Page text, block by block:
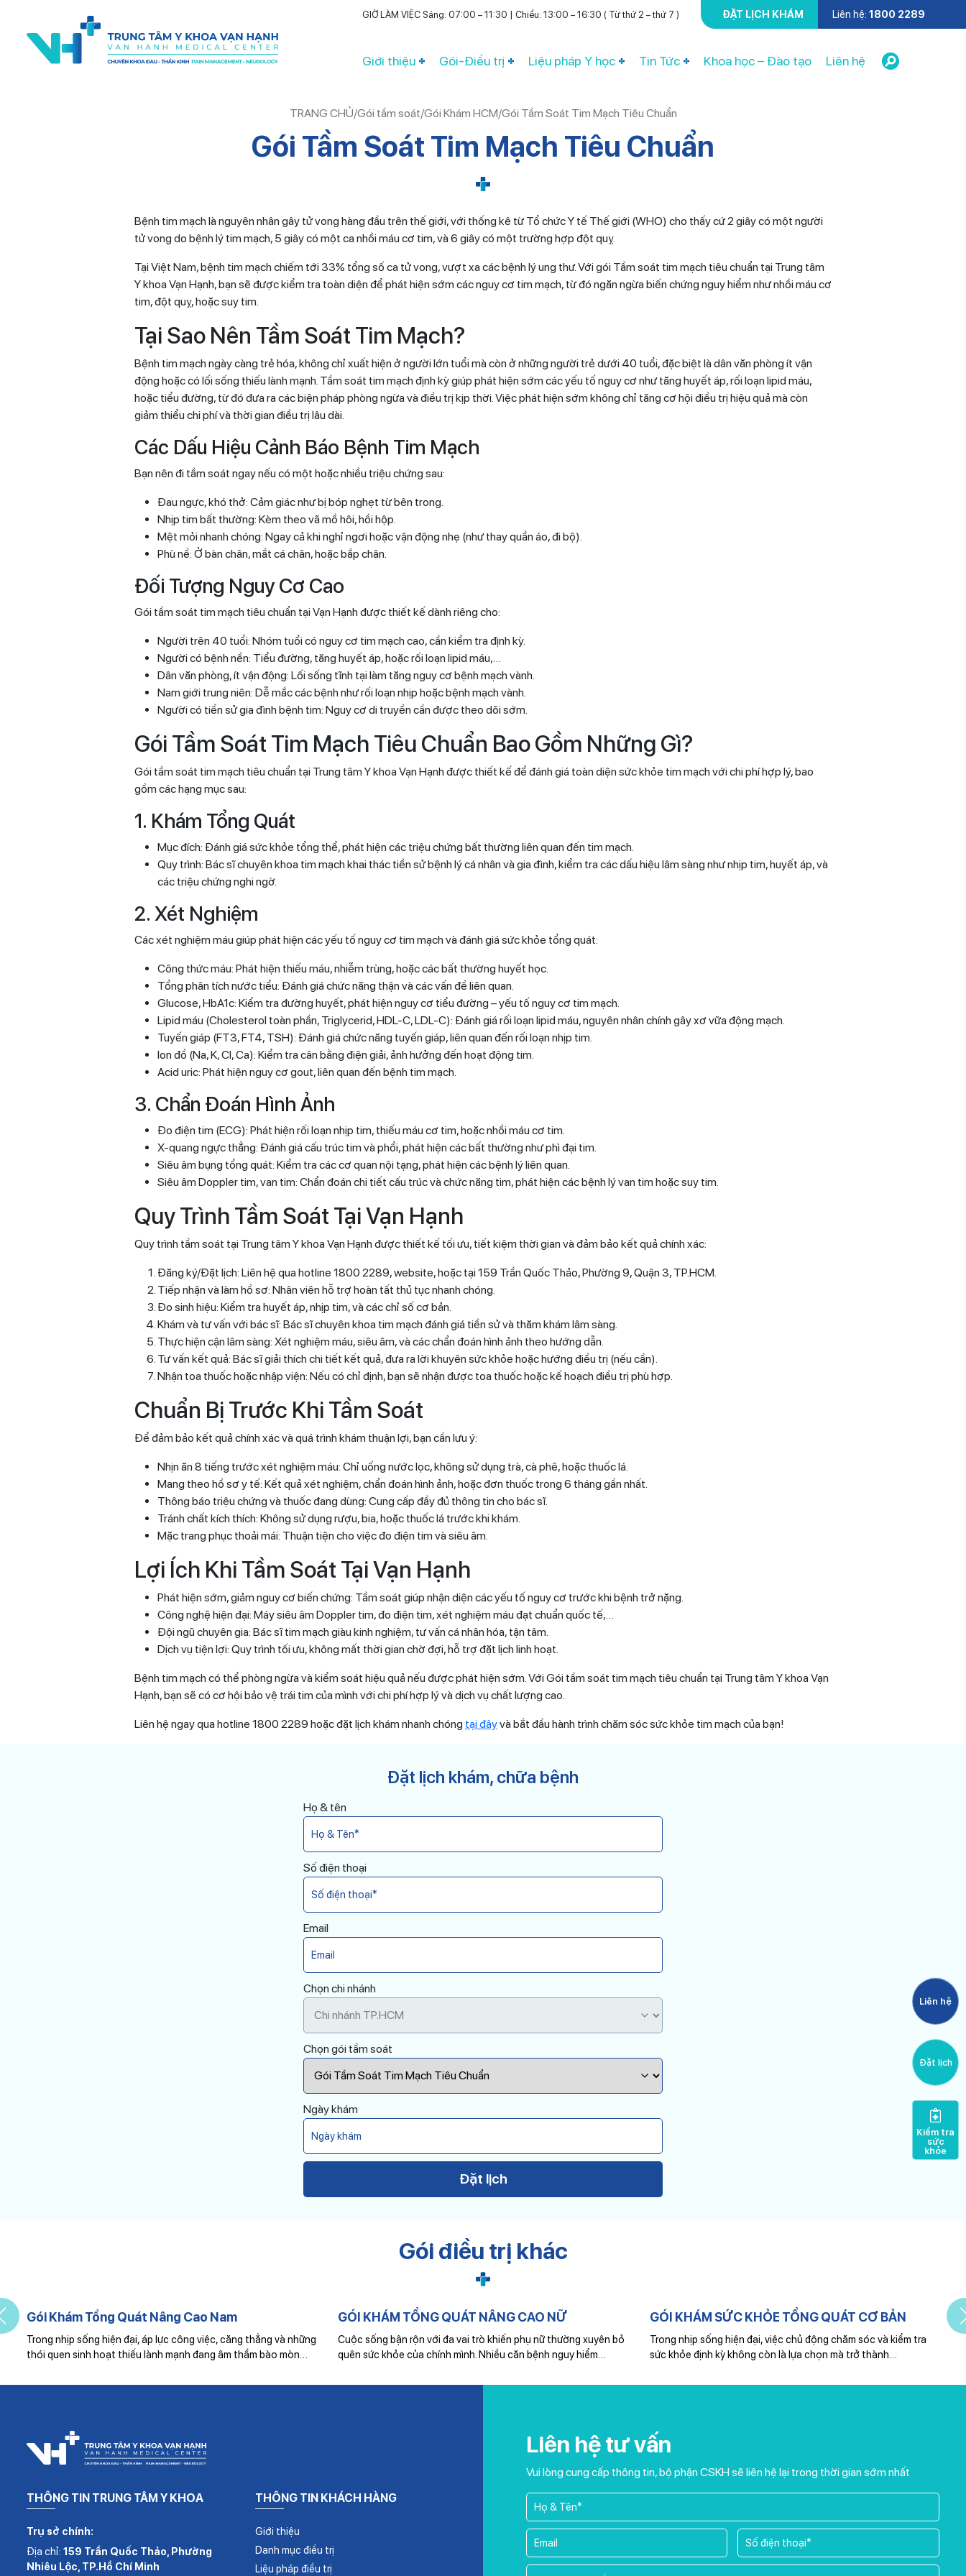
GIỜ LÀM VIỆC Sáng: 07:00 – 11:30 | Chiều: 13:00 – 16:30 ( Từ thứ 2 – thứ 7 ) ĐẶT LỊCH KHÁM Liên hệ: 1800 2289
Giới thiệu Gói-Điều trị Liệu pháp Y học Tin Tức Khoa học – Đào tạo Liên hệ
TRANG CHỦ/Gói tầm soát/Gói Khám HCM/Gói Tầm Soát Tim Mạch Tiêu Chuẩn
Gói Tầm Soát Tim Mạch Tiêu Chuẩn
Bệnh tim mạch là nguyên nhân gây tử vong hàng đầu trên thế giới, với thống kê từ Tổ chức Y tế Thế giới (WHO) cho thấy cứ 2 giây có một người
tử vong do bệnh lý tim mạch, 5 giây có một ca nhồi máu cơ tim, và 6 giây có một trường hợp đột quỵ.
Tại Việt Nam, bệnh tim mạch chiếm tới 33% tổng số ca tử vong, vượt xa các bệnh lý ung thư. Với gói Tầm soát tim mạch tiêu chuẩn tại Trung tâm
Y khoa Vạn Hạnh, bạn sẽ được kiểm tra toàn diện để phát hiện sớm các nguy cơ tim mạch, từ đó ngăn ngừa biến chứng nguy hiểm như nhồi máu cơ
tim, đột quỵ, hoặc suy tim.
Tại Sao Nên Tầm Soát Tim Mạch?
Bệnh tim mạch ngày càng trẻ hóa, không chỉ xuất hiện ở người lớn tuổi mà còn ở những người trẻ dưới 40 tuổi, đặc biệt là dân văn phòng ít vận
động hoặc có lối sống thiếu lành mạnh. Tầm soát tim mạch định kỳ giúp phát hiện sớm các yếu tố nguy cơ như tăng huyết áp, rối loạn lipid máu,
hoặc tiểu đường, từ đó đưa ra các biện pháp phòng ngừa và điều trị kịp thời. Việc phát hiện sớm không chỉ tăng cơ hội điều trị hiệu quả mà còn
giảm thiểu chi phí và thời gian điều trị lâu dài.
Các Dấu Hiệu Cảnh Báo Bệnh Tim Mạch
Bạn nên đi tầm soát ngay nếu có một hoặc nhiều triệu chứng sau:
Đau ngực, khó thở: Cảm giác như bị bóp nghẹt từ bên trong.
Nhịp tim bất thường: Kèm theo vã mồ hôi, hồi hộp.
Mệt mỏi nhanh chóng: Ngay cả khi nghỉ ngơi hoặc vận động nhẹ (như thay quần áo, đi bộ).
Phù nề: Ở bàn chân, mắt cá chân, hoặc bắp chân.
Đối Tượng Nguy Cơ Cao
Gói tầm soát tim mạch tiêu chuẩn tại Vạn Hạnh được thiết kế dành riêng cho:
Người trên 40 tuổi: Nhóm tuổi có nguy cơ tim mạch cao, cần kiểm tra định kỳ.
Người có bệnh nền: Tiểu đường, tăng huyết áp, hoặc rối loạn lipid máu,…
Dân văn phòng, ít vận động: Lối sống tĩnh tại làm tăng nguy cơ bệnh mạch vành.
Nam giới trung niên: Dễ mắc các bệnh như rối loạn nhịp hoặc bệnh mạch vành.
Người có tiền sử gia đình bệnh tim: Nguy cơ di truyền cần được theo dõi sớm.
Gói Tầm Soát Tim Mạch Tiêu Chuẩn Bao Gồm Những Gì?
Gói tầm soát tim mạch tiêu chuẩn tại Trung tâm Y khoa Vạn Hạnh được thiết kế để đánh giá toàn diện sức khỏe tim mạch với chi phí hợp lý, bao
gồm các hạng mục sau:
1. Khám Tổng Quát
Mục đích: Đánh giá sức khỏe tổng thể, phát hiện các triệu chứng bất thường liên quan đến tim mạch.
Quy trình: Bác sĩ chuyên khoa tim mạch khai thác tiền sử bệnh lý cá nhân và gia đình, kiểm tra các dấu hiệu lâm sàng như nhịp tim, huyết áp, và
các triệu chứng nghi ngờ.
2. Xét Nghiệm
Các xét nghiệm máu giúp phát hiện các yếu tố nguy cơ tim mạch và đánh giá sức khỏe tổng quát:
Công thức máu: Phát hiện thiếu máu, nhiễm trùng, hoặc các bất thường huyết học.
Tổng phân tích nước tiểu: Đánh giá chức năng thận và các vấn đề liên quan.
Glucose, HbA1c: Kiểm tra đường huyết, phát hiện nguy cơ tiểu đường – yếu tố nguy cơ tim mạch.
Lipid máu (Cholesterol toàn phần, Triglycerid, HDL-C, LDL-C): Đánh giá rối loạn lipid máu, nguyên nhân chính gây xơ vữa động mạch.
Tuyến giáp (FT3, FT4, TSH): Đánh giá chức năng tuyến giáp, liên quan đến rối loạn nhịp tim.
Ion đồ (Na, K, Cl, Ca): Kiểm tra cân bằng điện giải, ảnh hưởng đến hoạt động tim.
Acid uric: Phát hiện nguy cơ gout, liên quan đến bệnh tim mạch.
3. Chẩn Đoán Hình Ảnh
Đo điện tim (ECG): Phát hiện rối loạn nhịp tim, thiếu máu cơ tim, hoặc nhồi máu cơ tim.
X-quang ngực thẳng: Đánh giá cấu trúc tim và phổi, phát hiện các bất thường như phì đại tim.
Siêu âm bụng tổng quát: Kiểm tra các cơ quan nội tạng, phát hiện các bệnh lý liên quan.
Siêu âm Doppler tim, van tim: Chẩn đoán chi tiết cấu trúc và chức năng tim, phát hiện các bệnh lý van tim hoặc suy tim.
Quy Trình Tầm Soát Tại Vạn Hạnh
Quy trình tầm soát tại Trung tâm Y khoa Vạn Hạnh được thiết kế tối ưu, tiết kiệm thời gian và đảm bảo kết quả chính xác:
Đăng ký/Đặt lịch: Liên hệ qua hotline 1800 2289, website, hoặc tại 159 Trần Quốc Thảo, Phường 9, Quận 3, TP.HCM.
Tiếp nhận và làm hồ sơ: Nhân viên hỗ trợ hoàn tất thủ tục nhanh chóng.
Đo sinh hiệu: Kiểm tra huyết áp, nhịp tim, và các chỉ số cơ bản.
Khám và tư vấn với bác sĩ: Bác sĩ chuyên khoa tim mạch đánh giá tiền sử và thăm khám lâm sàng.
Thực hiện cận lâm sàng: Xét nghiệm máu, siêu âm, và các chẩn đoán hình ảnh theo hướng dẫn.
Tư vấn kết quả: Bác sĩ giải thích chi tiết kết quả, đưa ra lời khuyên sức khỏe hoặc hướng điều trị (nếu cần).
Nhận toa thuốc hoặc nhập viện: Nếu có chỉ định, bạn sẽ nhận được toa thuốc hoặc kế hoạch điều trị phù hợp.
Chuẩn Bị Trước Khi Tầm Soát
Để đảm bảo kết quả chính xác và quá trình khám thuận lợi, bạn cần lưu ý:
Nhịn ăn 8 tiếng trước xét nghiệm máu: Chỉ uống nước lọc, không sử dụng trà, cà phê, hoặc thuốc lá.
Mang theo hồ sơ y tế: Kết quả xét nghiệm, chẩn đoán hình ảnh, hoặc đơn thuốc trong 6 tháng gần nhất.
Thông báo triệu chứng và thuốc đang dùng: Cung cấp đầy đủ thông tin cho bác sĩ.
Tránh chất kích thích: Không sử dụng rượu, bia, hoặc thuốc lá trước khi khám.
Mặc trang phục thoải mái: Thuận tiện cho việc đo điện tim và siêu âm.
Lợi Ích Khi Tầm Soát Tại Vạn Hạnh
Phát hiện sớm, giảm nguy cơ biến chứng: Tầm soát giúp nhận diện các yếu tố nguy cơ trước khi bệnh trở nặng.
Công nghệ hiện đại: Máy siêu âm Doppler tim, đo điện tim, xét nghiệm máu đạt chuẩn quốc tế,…
Đội ngũ chuyên gia: Bác sĩ tim mạch giàu kinh nghiệm, tư vấn cá nhân hóa, tận tâm.
Dịch vụ tiện lợi: Quy trình tối ưu, không mất thời gian chờ đợi, hỗ trợ đặt lịch linh hoạt.
Bệnh tim mạch có thể phòng ngừa và kiểm soát hiệu quả nếu được phát hiện sớm. Với Gói tầm soát tim mạch tiêu chuẩn tại Trung tâm Y khoa Vạn
Hạnh, bạn sẽ có cơ hội bảo vệ trái tim của mình với chi phí hợp lý và dịch vụ chất lượng cao.
Liên hệ ngay qua hotline 1800 2289 hoặc đặt lịch khám nhanh chóng tại đâyvà bắt đầu hành trình chăm sóc sức khỏe tim mạch của bạn!
Đặt lịch khám, chữa bệnh
Họ & tên
Số điện thoại
Email
Chọn chi nhánh
Chọn gói tầm soát
Ngày khám
Please leave this field empty.
Đặt lịch
Gói điều trị khác
Gói Khám Tổng Quát Nâng Cao Nam
Trong nhịp sống hiện đại, áp lực công việc, căng thẳng và những
thói quen sinh hoạt thiếu lành mạnh đang âm thầm bào mòn…
GÓI KHÁM TỔNG QUÁT NÂNG CAO NỮ
Cuộc sống bận rộn với đa vai trò khiến phụ nữ thường xuyên bỏ
quên sức khỏe của chính mình. Nhiều căn bệnh nguy hiểm…
GÓI KHÁM SỨC KHỎE TỔNG QUÁT CƠ BẢN
Trong nhịp sống hiện đại, việc chủ động chăm sóc và kiểm tra
sức khỏe định kỳ không còn là lựa chọn mà trở thành…
THÔNG TIN TRUNG TÂM Y KHOA
Trụ sở chính:
Địa chỉ: 159 Trần Quốc Thảo, Phường
Nhiêu Lộc, TP.Hồ Chí Minh
THÔNG TIN KHÁCH HÀNG
Giới thiệu
Danh mục điều trị
Liệu pháp điều trị
Liên hệ tư vấn
Vui lòng cung cấp thông tin, bộ phận CSKH sẽ liên hệ lại trong thời gian sớm nhất
Liên hệ
Đặt lịch
Kiểm tra
sức
khỏe